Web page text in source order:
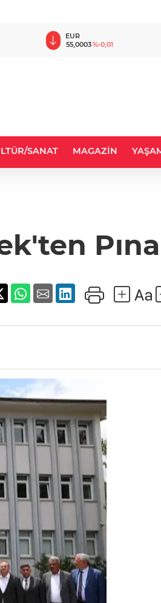
EUR
55,0003%-0,01
SANAT MAGAZİN